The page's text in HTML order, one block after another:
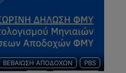
PBS
ΒΕΒΑΙΩΣΗ ΑΠΟΔΟΧΩΝ